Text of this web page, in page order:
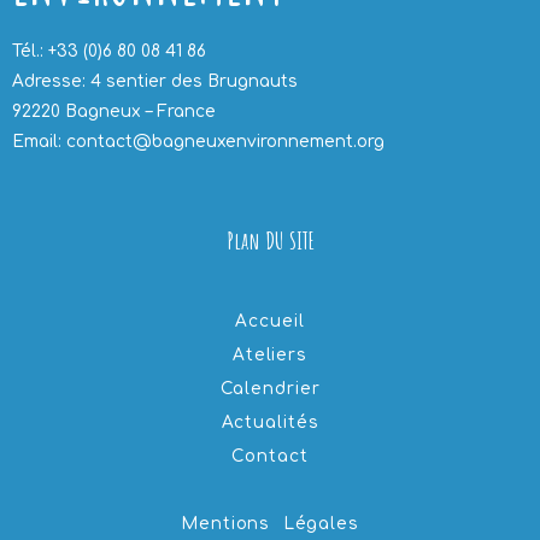
Tél.: +33 (0)6 80 08 41 86
Adresse: 4 sentier des Brugnauts
92220 Bagneux – France
Email: contact@bagneuxenvironnement.org
Plan DU SITE
Accueil
Ateliers
Calendrier
Actualités
Contact
Mentions Légales